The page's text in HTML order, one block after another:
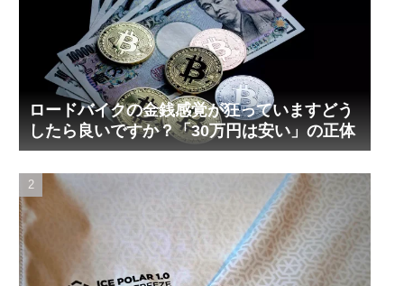
ロードバイクの金銭感覚が狂っていますどう
したら良いですか？「30万円は安い」の正体